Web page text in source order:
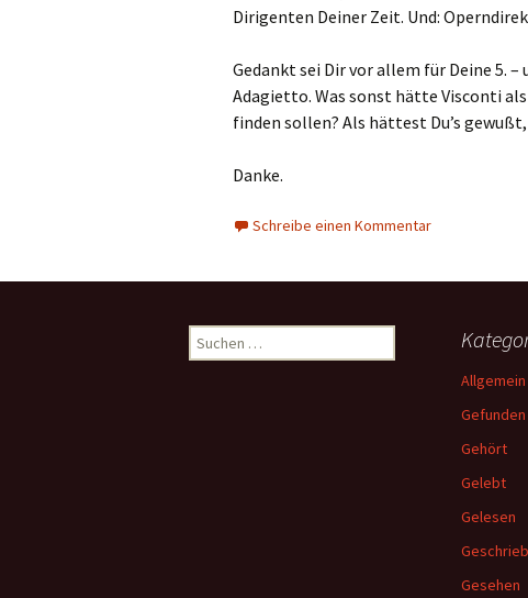
Dirigenten Deiner Zeit. Und:
Gedankt sei Dir vor allem für Deine 5. –
Adagietto. Was sonst hätte Visconti als
finden sollen? Als hättest Du’s
Danke.
Schreibe einen Kommentar
Suchen
nach:
Allgemein
Gefunden
Gehört
Gelebt
Gelesen
Gesehen